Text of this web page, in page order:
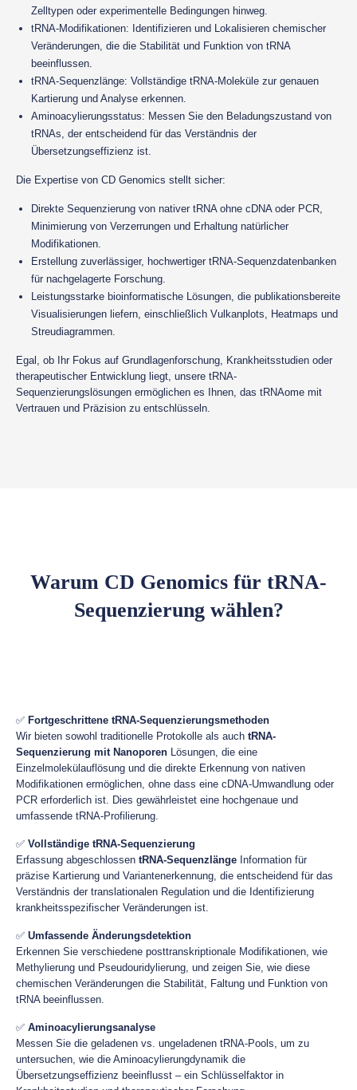
Zelltypen oder experimentelle Bedingungen hinweg.
tRNA-Modifikationen: Identifizieren und Lokalisieren chemischer
Veränderungen, die die Stabilität und Funktion von tRNA
beeinflussen.
tRNA-Sequenzlänge: Vollständige tRNA-Moleküle zur genauen
Kartierung und Analyse erkennen.
Aminoacylierungsstatus: Messen Sie den Beladungszustand von
tRNAs, der entscheidend für das Verständnis der
Übersetzungseffizienz ist.
Die Expertise von CD Genomics stellt sicher:
Direkte Sequenzierung von nativer tRNA ohne cDNA oder PCR,
Minimierung von Verzerrungen und Erhaltung natürlicher
Modifikationen.
Erstellung zuverlässiger, hochwertiger tRNA-Sequenzdatenbanken
für nachgelagerte Forschung.
Leistungsstarke bioinformatische Lösungen, die publikationsbereite
Visualisierungen liefern, einschließlich Vulkanplots, Heatmaps und
Streudiagrammen.
Egal, ob Ihr Fokus auf Grundlagenforschung, Krankheitsstudien oder
therapeutischer Entwicklung liegt, unsere tRNA-
Sequenzierungslösungen ermöglichen es Ihnen, das tRNAome mit
Vertrauen und Präzision zu entschlüsseln.
Warum CD Genomics für tRNA-
Sequenzierung wählen?
✅ Fortgeschrittene tRNA-Sequenzierungsmethoden
Wir bieten sowohl traditionelle Protokolle als auch tRNA-
Sequenzierung mit Nanoporen Lösungen, die eine
Einzelmolekülauflösung und die direkte Erkennung von nativen
Modifikationen ermöglichen, ohne dass eine cDNA-Umwandlung oder
PCR erforderlich ist. Dies gewährleistet eine hochgenaue und
umfassende tRNA-Profilierung.
✅ Vollständige tRNA-Sequenzierung
Erfassung abgeschlossen tRNA-Sequenzlänge Information für
präzise Kartierung und Variantenerkennung, die entscheidend für das
Verständnis der translationalen Regulation und die Identifizierung
krankheitsspezifischer Veränderungen ist.
✅ Umfassende Änderungsdetektion
Erkennen Sie verschiedene posttranskriptionale Modifikationen, wie
Methylierung und Pseudouridylierung, und zeigen Sie, wie diese
chemischen Veränderungen die Stabilität, Faltung und Funktion von
tRNA beeinflussen.
✅ Aminoacylierungsanalyse
Messen Sie die geladenen vs. ungeladenen tRNA-Pools, um zu
untersuchen, wie die Aminoacylierungdynamik die
Übersetzungseffizienz beeinflusst – ein Schlüsselfaktor in